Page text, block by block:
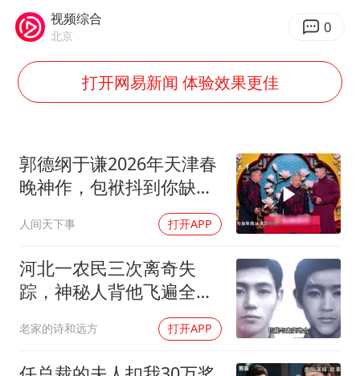
网传《披荆斩棘2026》名单
女主硬加吻戏短剧已下架
香港宏福苑火灾或由烟头引起
西贝创始人贾国龙押注鲜羊赛道
人民的健康、体质、幸福一脉相承
视频综合
北京 0
打开网易新闻 体验效果更佳
郭德纲于谦2026年天津春
晚神作，包袱抖到你缺氧
人间天下事 打开APP
河北一农民三次离奇失
踪，神秘人背他飞遍全中
国，幕后真相是什么
老家的诗和远方 打开APP